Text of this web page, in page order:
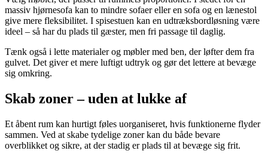
massiv hjørnesofa kan to mindre sofaer eller en sofa og en lænestol
give mere fleksibilitet. I spisestuen kan en udtræksbordløsning være
ideel – så har du plads til gæster, men fri passage til daglig.
Tænk også i lette materialer og møbler med ben, der løfter dem fra
gulvet. Det giver et mere luftigt udtryk og gør det lettere at bevæge
sig omkring.
Skab zoner – uden at lukke af
Et åbent rum kan hurtigt føles uorganiseret, hvis funktionerne flyder
sammen. Ved at skabe tydelige zoner kan du både bevare
overblikket og sikre, at der stadig er plads til at bevæge sig frit.